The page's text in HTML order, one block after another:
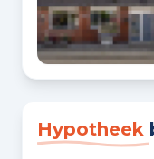
Hypotheek